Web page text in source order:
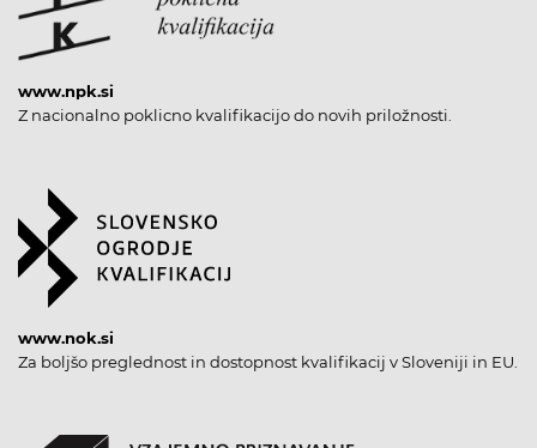
www.npk.si
Z nacionalno poklicno kvalifikacijo do novih priložnosti.
www.nok.si
Za boljšo preglednost in dostopnost kvalifikacij v Sloveniji in EU.